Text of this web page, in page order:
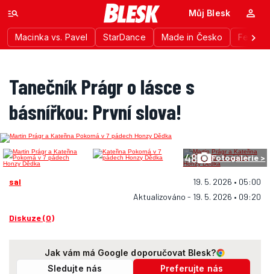
Macinka vs. Pavel StarDance Made in Česko
Můj Blesk
Tanečník Prágr o lásce s
básnířkou: První slova!
48 Fotogalerie >
sal
19. 5. 2026 • 05:00
Aktualizováno - 19. 5. 2026 • 09:20
Diskuze (0)
Jak vám má Google doporučovat Blesk?
Sledujte nás
Preferujte nás